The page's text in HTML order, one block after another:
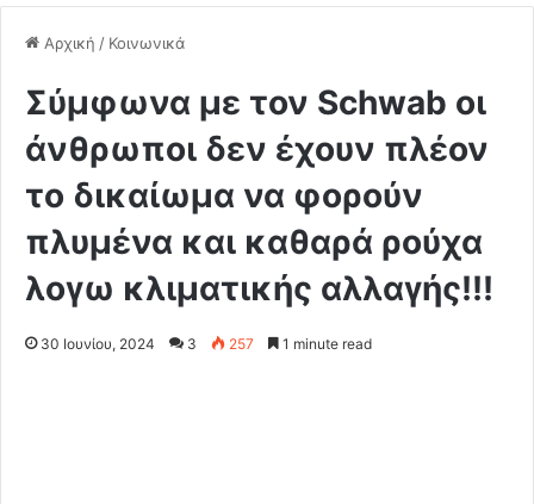
Αρχική / Κοινωνικά
Σύμφωνα με τον Schwab οι
άνθρωποι δεν έχουν πλέον
το δικαίωμα να φορούν
πλυμένα και καθαρά ρούχα
λογω κλιματικής αλλαγής!!!
30 Ιουνίου, 2024 3 257 1 minute read